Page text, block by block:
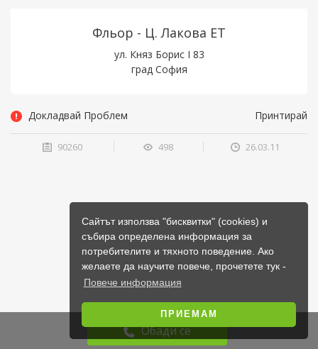
Сайтът използва "бисквитки" (cookies) и
събира определена информация за
потребителите и тяхното поведение. Ако
желаете да научите повече, прочетете тук -
Повече информация
ПРИЕМАМ
Фльор - Ц. Лакова ЕТ
ул. Княз Борис I 83
град София
Обади се
Докладвай Проблем Принтирай
90260 498 26.03.11